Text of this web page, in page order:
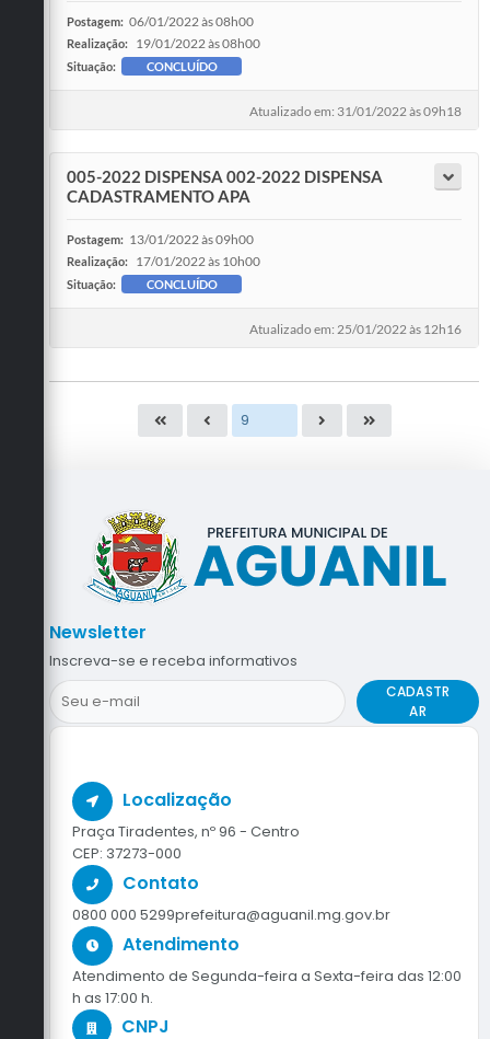
Postagem: 06/01/2022 às 08h00
Realização: 19/01/2022 às 08h00
Situação: CONCLUÍDO
Atualizado em: 31/01/2022 às 09h18
005-2022 DISPENSA 002-2022 DISPENSA
CADASTRAMENTO APA
Postagem: 13/01/2022 às 09h00
Realização: 17/01/2022 às 10h00
Situação: CONCLUÍDO
Atualizado em: 25/01/2022 às 12h16
Localização
Praça Tiradentes, nº 96 - Centro
CEP: 37273-000
Contato
0800 000 5299prefeitura@aguanil.mg.gov.br
Atendimento
Atendimento de Segunda-feira a Sexta-feira das 12:00
h as 17:00 h.
CNPJ
Newsletter
Inscreva-se e receba informativos
CADASTR
AR